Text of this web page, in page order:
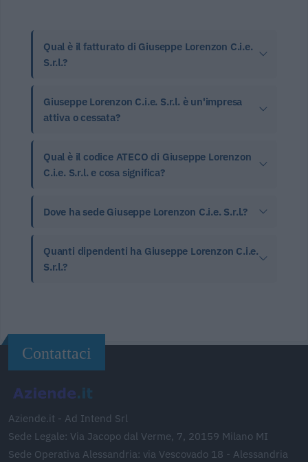
Qual è il fatturato di Giuseppe Lorenzon C.i.e.
S.r.l.?
Giuseppe Lorenzon C.i.e. S.r.l. è un'impresa
attiva o cessata?
Qual è il codice ATECO di Giuseppe Lorenzon
C.i.e. S.r.l. e cosa significa?
Dove ha sede Giuseppe Lorenzon C.i.e. S.r.l.?
Quanti dipendenti ha Giuseppe Lorenzon C.i.e.
S.r.l.?
Contattaci
Aziende.it - Ad Intend Srl
Sede Legale: Via Jacopo dal Verme, 7, 20159 Milano MI
Sede Operativa Alessandria: via Vescovado 18 - Alessandria